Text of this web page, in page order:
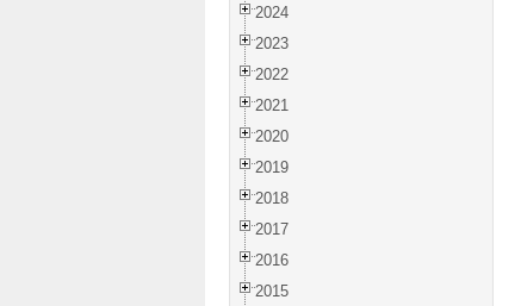
2024
2023
2022
2021
2020
2019
2018
2017
2016
2015